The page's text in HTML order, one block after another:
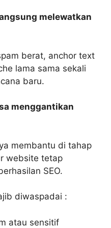
melewatkan
berat, anchor text
lama sama sekali
baru.
menggantikan
membantu di tahap
website tetap
SEO.
diwaspadai :
atau sensitif